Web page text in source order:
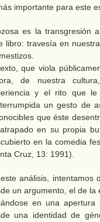
importante para este
es la transgresión
libro: travesía en
que viola
de nuestra
y el rito que le
un gesto de
que éste
en su propia
en la comedia
Cruz, 13: 1991).
análisis, intentamos
un argumento, el de la
en una
una identidad de